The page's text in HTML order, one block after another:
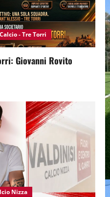
- Tre Torri
Giovanni Rovito
Nizza